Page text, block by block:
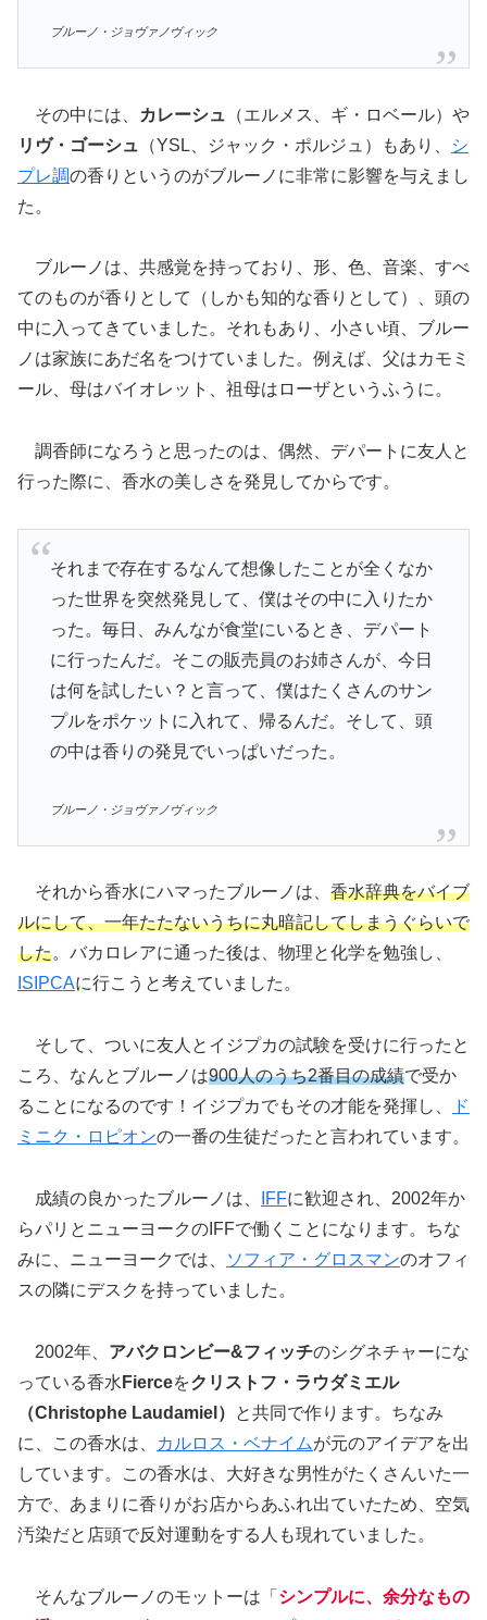
ブルーノ・ジョヴァノヴィック
その中には、 カレーシュ （エルメス、ギ・ロベール）や
リヴ・ゴーシュ （YSL、ジャック・ポルジュ）もあり、
シ
プレ調の香りというのがブルーノに非常に影響を与えまし
た。
ブルーノは、共感覚を持っており、形、色、音楽、すべ
てのものが香りとして（しかも知的な香りとして）、頭の
中に入ってきていました。それもあり、小さい頃、ブルー
ノは家族にあだ名をつけていました。例えば、父はカモミ
ール、母はバイオレット、祖母はローザというふうに。
調香師になろうと思ったのは、偶然、デパートに友人と
行った際に、香水の美しさを発見してからです。
それまで存在するなんて想像したことが全くなか
った世界を突然発見して、僕はその中に入りたか
った。毎日、みんなが食堂にいるとき、デパート
に行ったんだ。そこの販売員のお姉さんが、今日
は何を試したい？と言って、僕はたくさんのサン
プルをポケットに入れて、帰るんだ。そして、頭
の中は香りの発見でいっぱいだった。
ブルーノ・ジョヴァノヴィック
それから香水にハマったブルーノは、 香水辞典をバイブ
ルにして、一年たたないうちに丸暗記してしまうぐらいで
した。バカロレアに通った後は、物理と化学を勉強し、
ISIPCAに行こうと考えていました。
そして、ついに友人とイジプカの試験を受けに行ったと
ころ、なんとブルーノは900人のうち2番目の成績で受か
ることになるのです！イジプカでもその才能を発揮し、
ド
ミニク・ロピオンの一番の生徒だったと言われています。
成績の良かったブルーノは、 IFFに歓迎され、2002年か
らパリとニューヨークのIFFで働くことになります。ちな
みに、ニューヨークでは、
ソフィア・グロスマンのオフィ
スの隣にデスクを持っていました。
2002年、 アバクロンビー&フィッチのシグネチャーにな
っている香水 Fierceをクリストフ・ラウダミエル
（Christophe Laudamiel）
と共同で作ります。ちなみ
に、この香水は、
カルロス・ベナイムが元のアイデアを出
しています。この香水は、大好きな男性がたくさんいた一
方で、あまりに香りがお店からあふれ出ていたため、空気
汚染だと店頭で反対運動をする人も現れていました。
そんなブルーノのモットーは「 シンプルに、余分なもの